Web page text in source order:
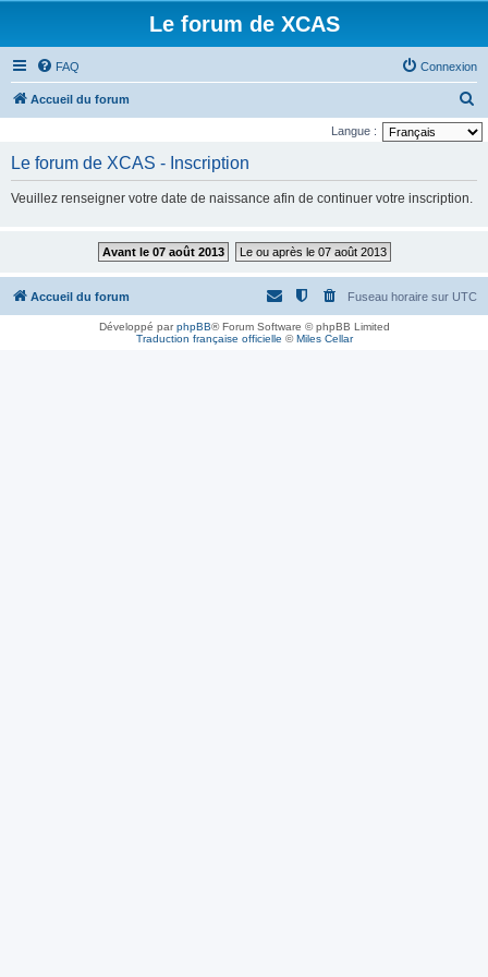
Le forum de XCAS
FAQ Connexion
Accueil du forum
e
h
Langue :
Le forum de XCAS - Inscription
Veuillez renseigner votre date de naissance afin de continuer votre inscription.
Avant le 07 août 2013 Le ou après le 07 août 2013
Accueil du forum Fuseau horaire sur UTC
Développé parphpBB® Forum Software © phpBB Limited
Traduction française officielle ©Miles Cellar